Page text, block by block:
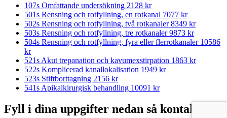
107s Omfattande undersökning 2128 kr
501s Rensning och rotfyllning, en rotkanal 7077 kr
502s Rensning och rotfyllning, två rotkanaler8349 kr
503s Rensning och rotfyllning, tre rotkanaler9873 kr
504s Rensning och rotfyllning, fyra eller flerrotkanaler 10586
kr
521s Akut trepanation och kavumexstirpation 1863 kr
522s Komplicerad kanallokalisation 1949 kr
523s Stiftborttagning 2156 kr
541s Apikalkirurgisk behandling 10091 kr
Fyll i dina uppgifter nedan så kontaktar